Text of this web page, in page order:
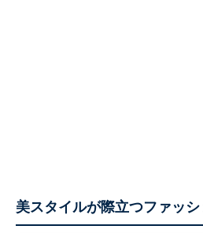
美スタイルが際立つファッ